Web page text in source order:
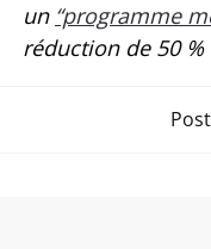
un “programme
réduction de 50